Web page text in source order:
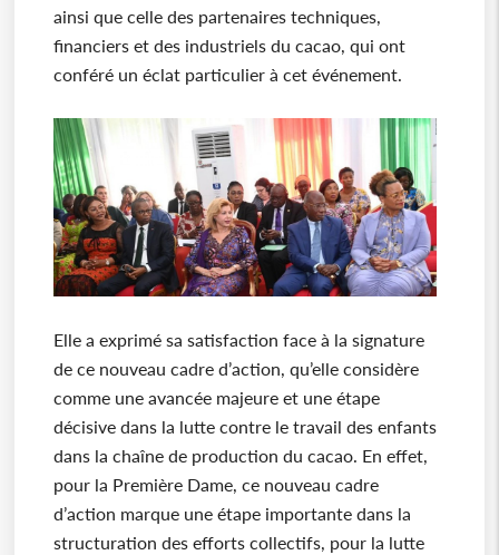
ainsi que celle des partenaires techniques,
financiers et des industriels du cacao, qui ont
conféré un éclat particulier à cet événement.
Elle a exprimé sa satisfaction face à la signature
de ce nouveau cadre d’action, qu’elle considère
comme une avancée majeure et une étape
décisive dans la lutte contre le travail des enfants
dans la chaîne de production du cacao. En effet,
pour la Première Dame, ce nouveau cadre
d’action marque une étape importante dans la
structuration des efforts collectifs, pour la lutte